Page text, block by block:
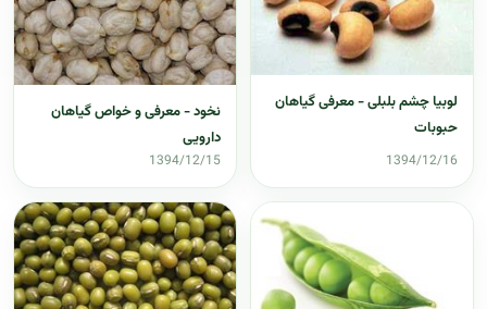
لوبیا چشم بلبلی - معرفی گیاهان
حبوبات
1394/12/16
نخود - معرفی و خواص گیاهان
دارویی
1394/12/15